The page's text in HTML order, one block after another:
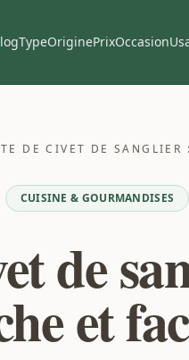
TypeOriginePrixOccasion
DE CIVET DE
CUISINE & GOURMANDISES
de
et